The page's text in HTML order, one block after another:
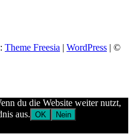
Theme Freesia | WordPress | ©
du die Website weiter nutzt,
aus. OK
Nein